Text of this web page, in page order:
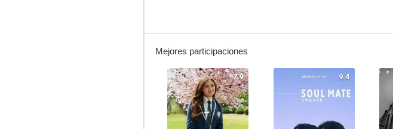
Mejores participaciones
7.9 9.4